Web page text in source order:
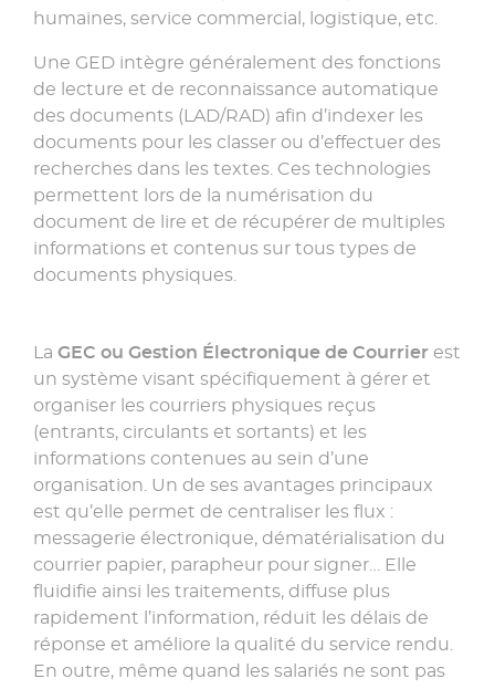
humaines, service commercial, logistique, etc.
Une GED intègre généralement des fonctions
de lecture et de reconnaissance automatique
des documents (LAD/RAD) afin d’indexer les
documents pour les classer ou d’effectuer des
recherches dans les textes. Ces technologies
permettent lors de la numérisation du
document de lire et de récupérer de multiples
informations et contenus sur tous types de
documents physiques.
La GEC ou Gestion Électronique de Courrier est
un système visant spécifiquement à gérer et
organiser les courriers physiques reçus
(entrants, circulants et sortants) et les
informations contenues au sein d’une
organisation. Un de ses avantages principaux
est qu’elle permet de centraliser les flux :
messagerie électronique, dématérialisation du
courrier papier, parapheur pour signer… Elle
fluidifie ainsi les traitements, diffuse plus
rapidement l’information, réduit les délais de
réponse et améliore la qualité du service rendu.
En outre, même quand les salariés ne sont pas